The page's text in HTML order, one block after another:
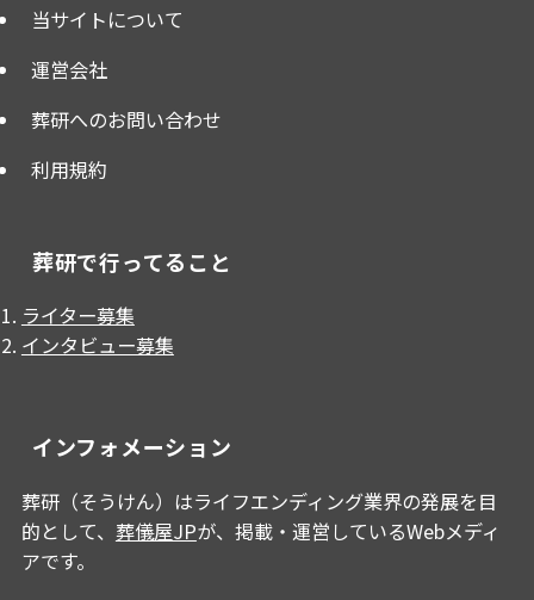
当サイトについて
運営会社
葬研へのお問い合わせ
利用規約
葬研で行ってること
ライター募集
インタビュー募集
インフォメーション
葬研（そうけん）はライフエンディング業界の発展を目
的として、 葬儀屋JPが、掲載・運営しているWebメディ
アです。